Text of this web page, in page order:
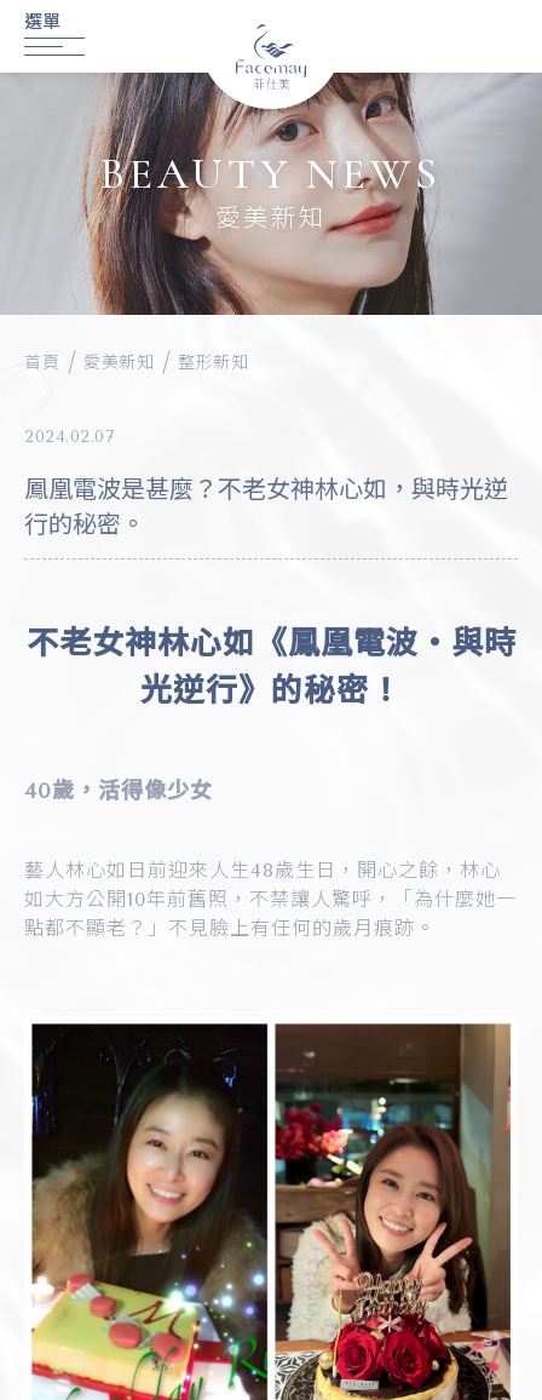
BEAUTY NEWS
愛美新知
首頁 愛美新知 整形新知
2024.02.07
鳳凰電波是甚麼？不老女神林心如，與時光逆
行的秘密。
不老女神林心如《鳳凰電波‧與時
光逆行》的秘密！
40歲，活得像少女
藝人林心如日前迎來人生48歲生日，開心之餘，林心
如大方公開10年前舊照，不禁讓人驚呼，「為什麼她一
點都不顯老？」不見臉上有任何的歲月痕跡。